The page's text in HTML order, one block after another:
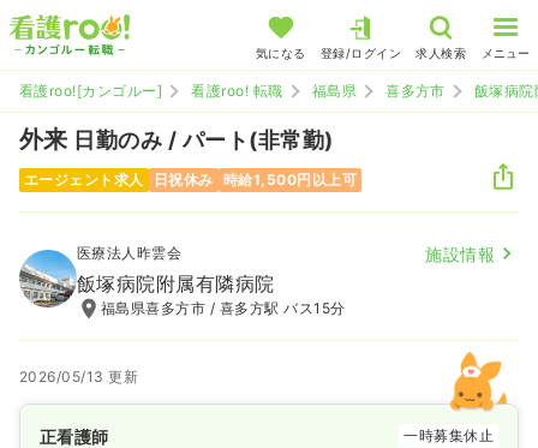
気になる 登録/ログイン 求人検索 メニュー
看護roo![カンゴルー] 看護roo! 転職 福島県 喜多方市 飯塚病
外来 日勤のみ / パート(非常勤)
エージェント求人 日祝休み 時給1,500円以上可
医療法人昨雲会 施設情報
飯塚病院附属有隣病院
福島県喜多方市 / 喜多方駅 バス15分
2026/05/13 更新
正看護師
一時募集休止